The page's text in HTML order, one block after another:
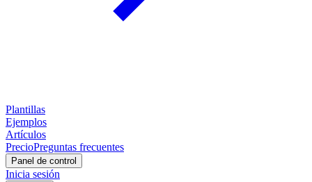
Plantillas
Ejemplos
Artículos
PrecioPreguntas frecuentes
Panel de control
Inicia sesión